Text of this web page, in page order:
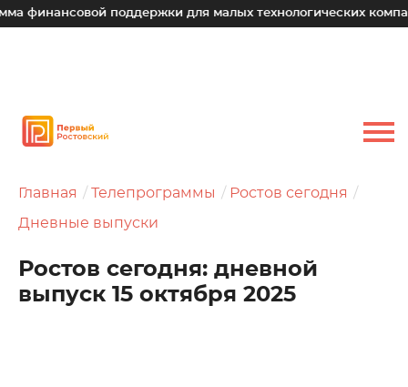
поддержки для малых технологических компаний
Главная Телепрограммы Ростов сегодня
Дневные выпуски
Ростов сегодня: дневной
выпуск 15 октября 2025